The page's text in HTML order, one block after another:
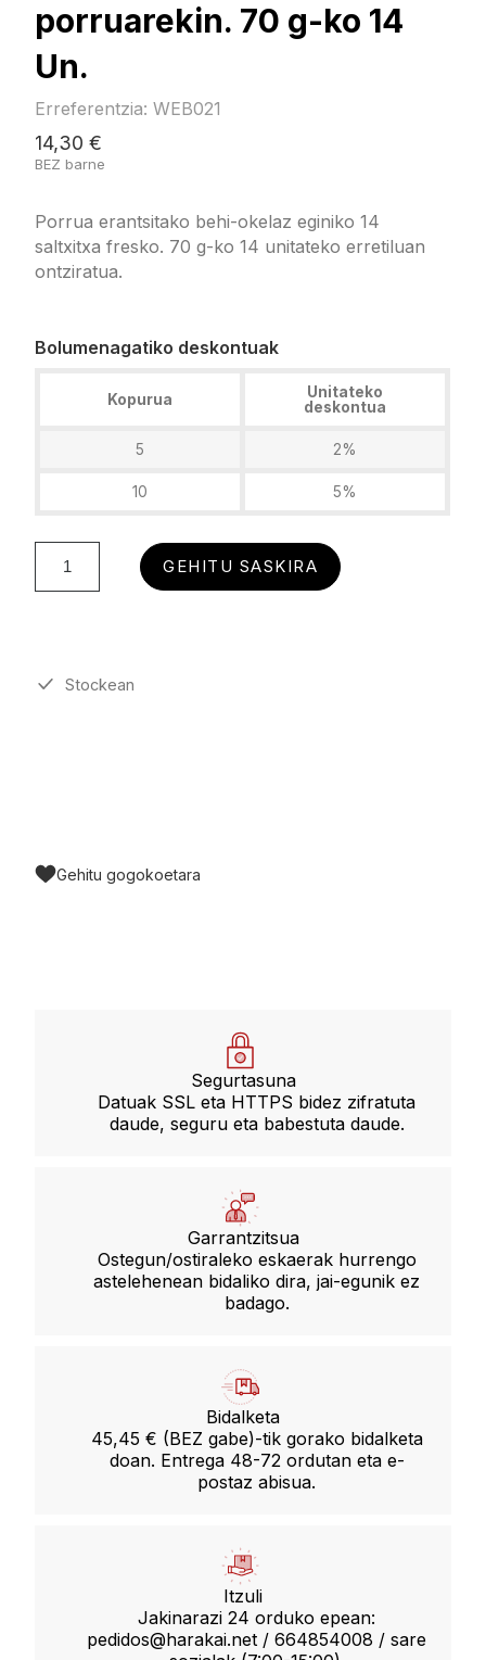
porruarekin. 70 g-ko 14
Un.
Erreferentzia: WEB021
14,30 €
BEZ barne
Porrua erantsitako behi-okelaz eginiko 14
saltxitxa fresko. 70 g-ko 14 unitateko erretiluan
ontziratua.
Bolumenagatiko deskontuak
Kopurua
Unitateko
deskontua
5 2%
10 5%
GEHITU SASKIRA
Stockean
Gehitu gogokoetara
Segurtasuna
Datuak SSL eta HTTPS bidez zifratuta
daude, seguru eta babestuta daude.
Garrantzitsua
Ostegun/ostiraleko eskaerak hurrengo
astelehenean bidaliko dira, jai-egunik ez
badago.
Bidalketa
45,45 € (BEZ gabe)-tik gorako bidalketa
doan. Entrega 48-72 ordutan eta e-
postaz abisua.
Itzuli
Jakinarazi 24 orduko epean:
pedidos@harakai.net / 664854008 / sare